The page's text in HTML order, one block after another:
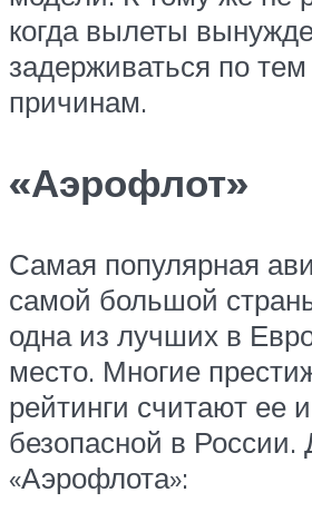
когда вылеты
задерживаться по
причинам.
«Аэрофлот»
Самая популярная
самой большой
одна из лучших в
место. Многие
рейтинги считают ее
безопасной в России.
«Аэрофлота»: